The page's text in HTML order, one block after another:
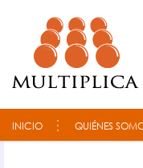
INICIO QUIÉNES